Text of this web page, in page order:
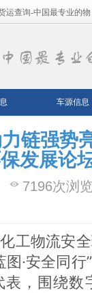
运查询-中国最专业的物
车源信息
链强势
发展论
7196次浏
工物流安
·安全同
，围绕数